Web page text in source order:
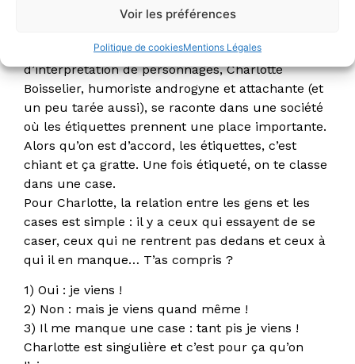
Voir les préférences
Politique de cookiesMentions Légales
curieux, c’est bien, continue !
Dans un savoureux mélange de stand up et
d’interprétation de personnages, Charlotte
Boisselier, humoriste androgyne et attachante (et
un peu tarée aussi), se raconte dans une société
où les étiquettes prennent une place importante.
Alors qu’on est d’accord, les étiquettes, c’est
chiant et ça gratte. Une fois étiqueté, on te classe
dans une case.
Pour Charlotte, la relation entre les gens et les
cases est simple : il y a ceux qui essayent de se
caser, ceux qui ne rentrent pas dedans et ceux à
qui il en manque… T’as compris ?
1) Oui : je viens !
2) Non : mais je viens quand même !
3) Il me manque une case : tant pis je viens !
Charlotte est singulière et c’est pour ça qu’on